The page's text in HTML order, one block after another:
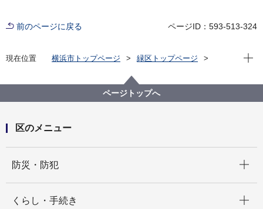
前のページに戻る ページID：593-513-324
現在位置 横浜市トップページ
緑区トップページ
【第15回】歯と口の健康週間「歯とお口に関する川柳
コンクール」表彰式を開催しました
現在
ページトップへ
区のメニュー
防災・防犯
くらし・手続き